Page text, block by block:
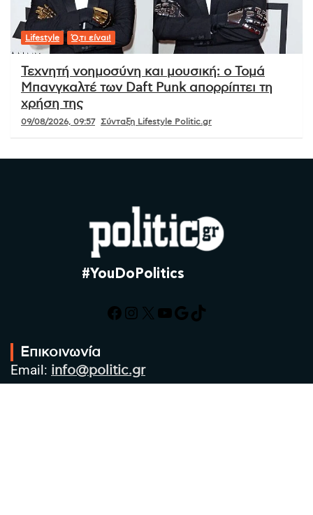
Lifestyle Ό,τι είναι!
Τεχνητή νοημοσύνη και μουσική: ο Τομά
Μπανγκαλτέ των Daft Punk απορρίπτει τη
χρήση της
09/08/2026, 09:57 Σύνταξη Lifestyle Politic.gr
#YouDoPolitics
Facebook
Instagram
X YouTube
Google
TikTok
Επικοινωνία
Email: info@politic.gr
Τηλ: